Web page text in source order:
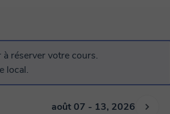
chose d'aussi abstrait que la
faire part de vos besoins
réserver votre cours.
local.
août 07 - 13, 2026